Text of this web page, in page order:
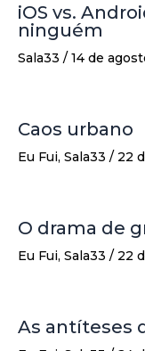
iOS vs.
ninguém
Sala33 / 14 de
Caos urbano
Eu Fui, Sala33 / 22
O drama de
Eu Fui, Sala33 / 22
As antíteses